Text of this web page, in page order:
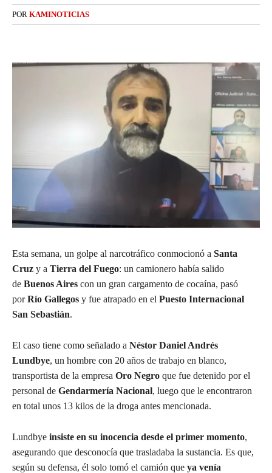
POR KAMINOTICIAS
Esta semana, un golpe al narcotráfico conmocionó a Santa
Cruz y a Tierra del Fuego: un camionero había salido
de Buenos Aires con un gran cargamento de cocaína, pasó
porRío Gallegos y fue atrapado en el Puesto Internacional
San Sebastián.
El caso tiene como señalado a Néstor Daniel Andrés
Lundbye, un hombre con 20 años de trabajo en blanco,
transportista de la empresa Oro Negro que fue detenido por el
personal de Gendarmería Nacional, luego que le encontraron
en total unos 13 kilos de la droga antes mencionada.
Lundbye insiste en su inocencia desde el primer momento,
asegurando que desconocía que trasladaba la sustancia. Es que,
según su defensa, él solo tomó el camión que ya venía